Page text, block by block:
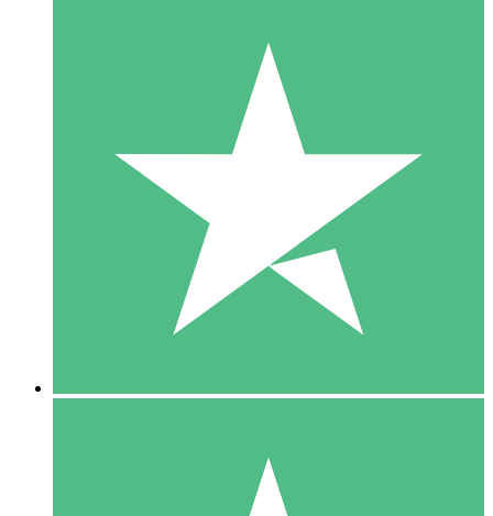
Individuella Kreditpaket
Betala per användning med nedladdningskrediter. Inget
1 Nedladdningar
10 00
10 Nedladdningar
20 00